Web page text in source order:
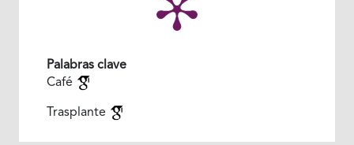
Palabras clave
Café
Trasplante